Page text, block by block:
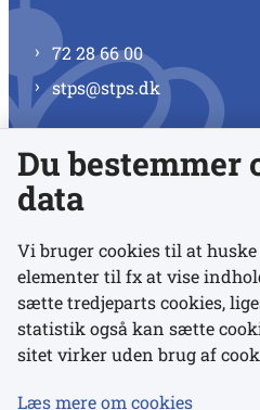
72 28 66 00
stps@stps.dk
Se alle kontaktnumre
Links
Udgivelser
Du bestemmer
data
Vi bruger cookies til at
elementer til fx at vise
sætte tredjeparts cookies,
statistik også kan sætte
sitet virker uden brug af
Læs mere om cookies